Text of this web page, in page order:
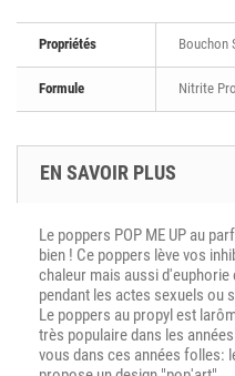
Propriétés Bouchon
Formule Nitrite
EN SAVOIR PLUS
Le poppers POP ME UP au
bien ! Ce poppers lève vos
chaleur mais aussi
pendant les actes sexuels ou
Le poppers au propyl est
très populaire dans les
vous dans ces années folles: